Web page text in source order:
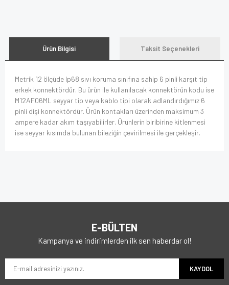
Ürün Bilgisi Taksit Seçenekleri
Metrik 12 ölçüde Ip68 sıvı koruma sınıfına sahip 6 pinli karşıt tip
erkek konnektördür. Bu ürün ile kullanılacak konnektörün kodu ise
M12AF06ML seyyar tip veya kablo tipi olarak adlandırdığımız 6
pinli dişi konnektördür. Ürün kontakları üzerinden maksimum 3
ampere kadar akım taşıyabilirler. Ürünlerin biribirine kitlenmesi
ise seyyar kısımda bulunan bileziğin çevirilmesi ile gerçekleşir.
E-BÜLTEN
Kampanya ve indirimlerden ilk sen haberdar ol!
KAYDOL